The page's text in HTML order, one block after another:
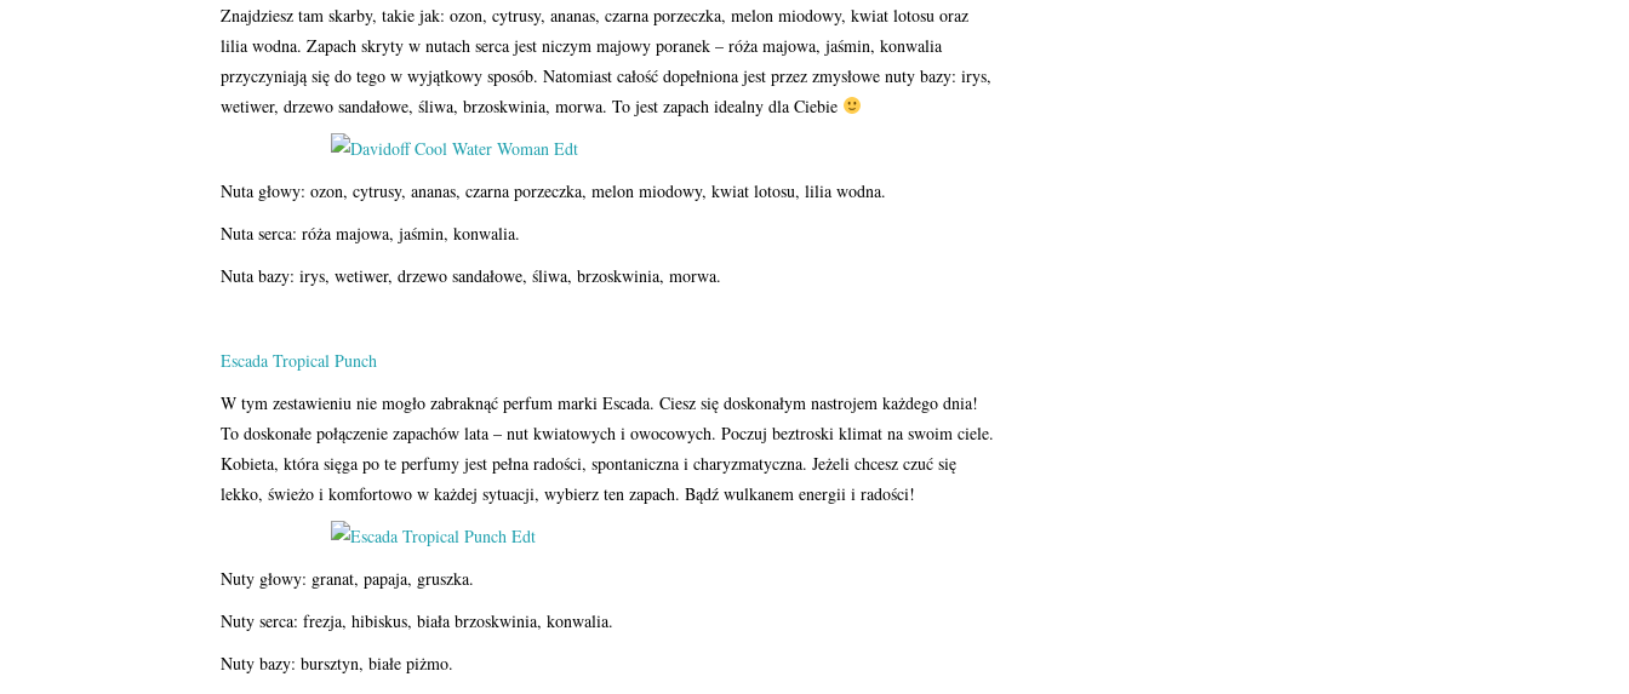
Znajdziesz tam skarby, takie jak: ozon, cytrusy, ananas, czarna porzeczka, melon miodowy, kwiat lotosu oraz
lilia wodna. Zapach skryty w nutach serca jest niczym majowy poranek – róża majowa, jaśmin, konwalia
przyczyniają się do tego w wyjątkowy sposób. Natomiast całość dopełniona jest przez zmysłowe nuty bazy: irys,
wetiwer, drzewo sandałowe, śliwa, brzoskwinia, morwa. To jest zapach idealny dla Ciebie
Nuta głowy: ozon, cytrusy, ananas, czarna porzeczka, melon miodowy, kwiat lotosu, lilia wodna.
Nuta serca: róża majowa, jaśmin, konwalia.
Nuta bazy: irys, wetiwer, drzewo sandałowe, śliwa, brzoskwinia, morwa.
Escada Tropical Punch
W tym zestawieniu nie mogło zabraknąć perfum marki Escada. Ciesz się doskonałym nastrojem każdego dnia!
To doskonałe połączenie zapachów lata – nut kwiatowych i owocowych. Poczuj beztroski klimat na swoim ciele.
Kobieta, która sięga po te perfumy jest pełna radości, spontaniczna i charyzmatyczna. Jeżeli chcesz czuć się
lekko, świeżo i komfortowo w każdej sytuacji, wybierz ten zapach. Bądź wulkanem energii i radości!
Nuty głowy: granat, papaja, gruszka.
Nuty serca: frezja, hibiskus, biała brzoskwinia, konwalia.
Nuty bazy: bursztyn, białe piżmo.